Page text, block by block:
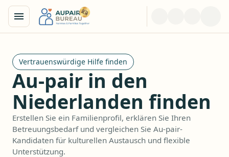
Vertrauenswürdige Hilfe finden
Au-pair in den
Niederlanden finden
Erstellen Sie ein Familienprofil, erklären Sie Ihren
Betreuungsbedarf und vergleichen Sie Au-pair-
Kandidaten für kulturellen Austausch und flexible
Unterstützung.